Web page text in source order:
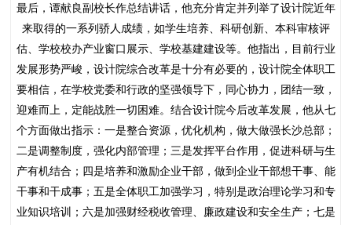
最后，谭献良副校长作总结讲话，他充分肯定并列举了设计院近年
来取得的一系列骄人成绩，如学生培养、科研创新、本科审核评
估、学校校办产业窗口展示、学校基建建设等。他指出，目前行业
发展形势严峻，设计院综合改革是十分有必要的，设计院全体职工
要相信，在学校党委和行政的坚强领导下，同心协力，团结一致，
迎难而上，定能战胜一切困难。结合设计院今后改革发展，他从七
个方面做出指示：一是整合资源，优化机构，做大做强长沙总部；
二是调整制度，强化内部管理；三是发挥平台作用，促进科研与生
产有机结合；四是培养和激励企业干部，做到企业干部想干事、能
干事和干成事；五是全体职工加强学习，特别是政治理论学习和专
业知识培训；六是加强财经税收管理、廉政建设和安全生产；七是